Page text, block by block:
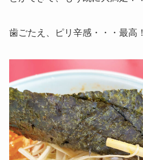
歯ごたえ、ピリ辛感・・・最高！